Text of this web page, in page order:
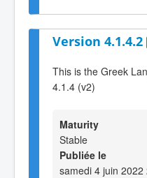
Version 4.1.4.2
This is the Greek
4.1.4 (v2)
Maturity
Stable
Publiée le
samedi 4 juin 2022